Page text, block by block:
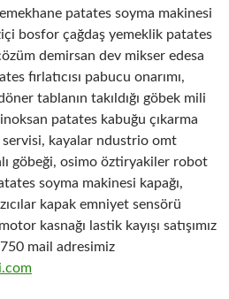
patates soyma makinesi
bosfor çağdaş yemeklik patates
demirsan dev mikser edesa
fırlatıcısı pabucu onarımı,
tablanın takıldığı göbek mili
patates kabuğu çıkarma
servisi, kayalar ndustrio omt
göbeği, osimo öztiryakiler robot
soyma makinesi kapağı,
kapak emniyet sensörü
kasnağı lastik kayışı satışımız
mail adresimiz